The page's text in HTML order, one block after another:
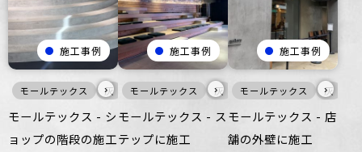
施工事例
モールテックス 灰 床 つるつる 商業空間
›
モールテックス - シ
ョップの階段の施工
施工事例
モールテックス 灰 床 家具・什器 インテ
›
モールテックス - ス
テップに施工
施工事例
モールテックス 灰
›
モールテックス - 店
舗の外壁に施工